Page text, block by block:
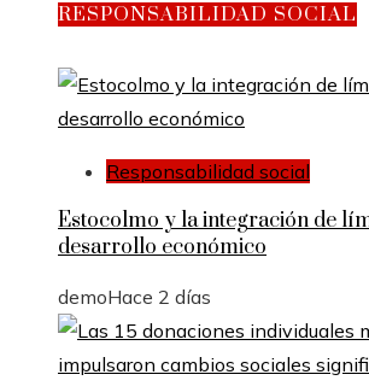
RESPONSABILIDAD SOCIAL
Responsabilidad social
Estocolmo y la integración de
desarrollo económico
demoHace 2 días